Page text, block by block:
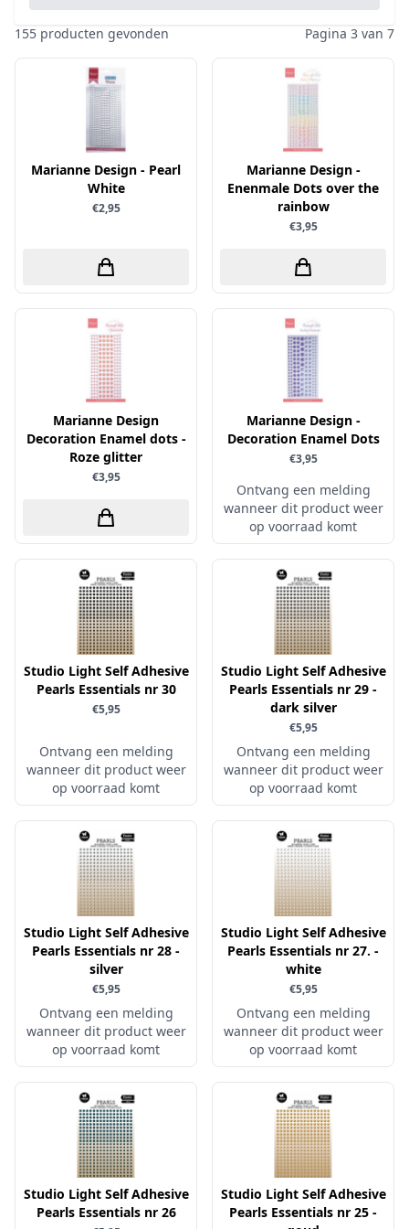
Parels
Ponsen
Prills
Rub-On
Snijmallen
Sparkles
Speciaalpapier
Stencil
Stickers
Stitch & Do
Te Gekke Krijtjes
Trowback
Uitdrukvellen
Canvas
Die Cuts
Pan Pastel
Potloden
Workshop
Dini Disign
Disney
Dotty Design
Dress My Craft
Dutch Doobadoo
Elizabeth craft designs
Florence
Gemini
Graphic 45
Hobby Art
Hobbydots
HobbyFun
Hobbyzine
Jalekro
Jeanines Art
JeJe
Joy & Noor
Juffrouw Muis
Lapland knipvel
Lawn Fawn
Lemon Craft
Little Birdie
Maja Design
Marianne Design
Marij Rahder
Memento
Mintay
Morgana Fantasy
Nellie Snellen
Nuvo
Overige
Paper Boutique
Paper Favourites
Paperfuel
Inktpad
Kleurboek
Kraaltjes
Linnenkarton - basis
Mixed media
Oplegkaartjes
Paperpacks
pasta
penselen
rijstpapier
Rubber stempels
schudmateriaal
Scrappapier
Shiny details
Specialties
Stickers
Tekst, letters & cijfers
Tijdschrift
Tools
Washi - tape
155 producten gevonden Pagina 3 van 7
Marianne Design - Pearl
White
€2,95
Marianne Design -
Enenmale Dots over the
rainbow
€3,95
Marianne Design
Decoration Enamel dots -
Roze glitter
€3,95
Marianne Design -
Decoration Enamel Dots
€3,95
Ontvang een melding
wanneer dit product weer
op voorraad komt
Studio Light Self Adhesive
Pearls Essentials nr 30
€5,95
Ontvang een melding
wanneer dit product weer
op voorraad komt
Studio Light Self Adhesive
Pearls Essentials nr 29 -
dark silver
€5,95
Ontvang een melding
wanneer dit product weer
op voorraad komt
Studio Light Self Adhesive
Pearls Essentials nr 28 -
silver
€5,95
Ontvang een melding
wanneer dit product weer
op voorraad komt
Studio Light Self Adhesive
Pearls Essentials nr 27. -
white
€5,95
Ontvang een melding
wanneer dit product weer
op voorraad komt
Studio Light Self Adhesive
Pearls Essentials nr 26
Studio Light Self Adhesive
Pearls Essentials nr 25 -